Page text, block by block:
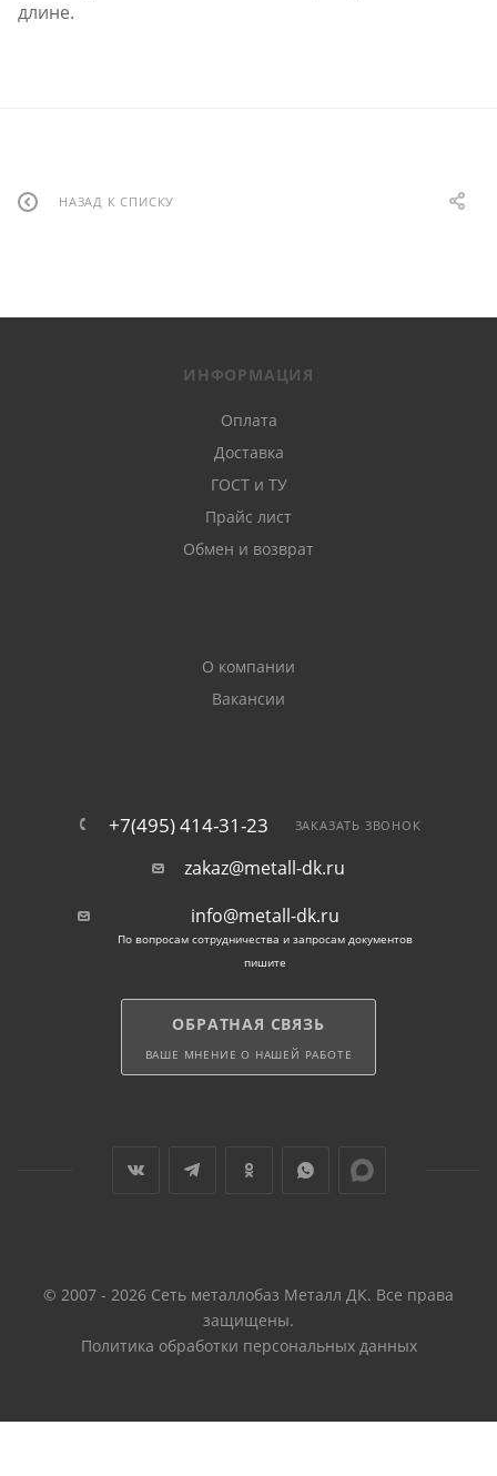
длине.
НАЗАД К СПИСКУ
ИНФОРМАЦИЯ
Оплата
Доставка
ГОСТ и ТУ
Прайс лист
Обмен и возврат
О компании
Вакансии
+7(495) 414-31-23 ЗАКАЗАТЬ ЗВОНОК
zakaz@metall-dk.ru
info@metall-dk.ru
По вопросам сотрудничества и запросам документов
пишите
ОБРАТНАЯ СВЯЗЬ
ВАШЕ МНЕНИЕ О НАШЕЙ РАБОТЕ
© 2007 - 2026 Сеть металлобаз Металл ДК. Все права
защищены.
Политика обработки персональных данных